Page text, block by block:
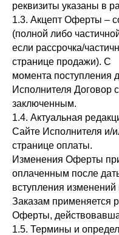
реквизиты указаны в
1.3. Акцепт Оферты –
(полной либо
если рассрочка/
странице продажи). С
момента поступления
Исполнителя Договор
заключенным.
1.4. Актуальная
Сайте Исполнителя и/
странице оплаты.
Изменения Оферты
оплаченным после
вступления
Заказам применяется
Оферты,
1.5. Термины и